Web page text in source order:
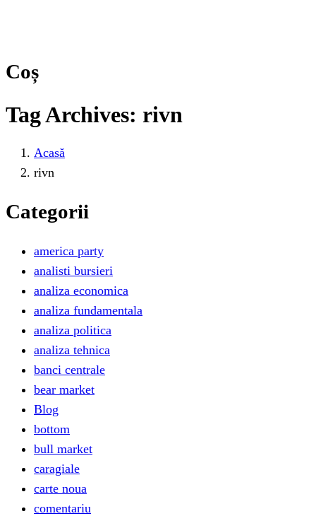
Coș
Tag Archives: rivn
Acasă
rivn
Categorii
america party
analisti bursieri
analiza economica
analiza fundamentala
analiza politica
analiza tehnica
banci centrale
bear market
Blog
bottom
bull market
caragiale
carte noua
comentariu